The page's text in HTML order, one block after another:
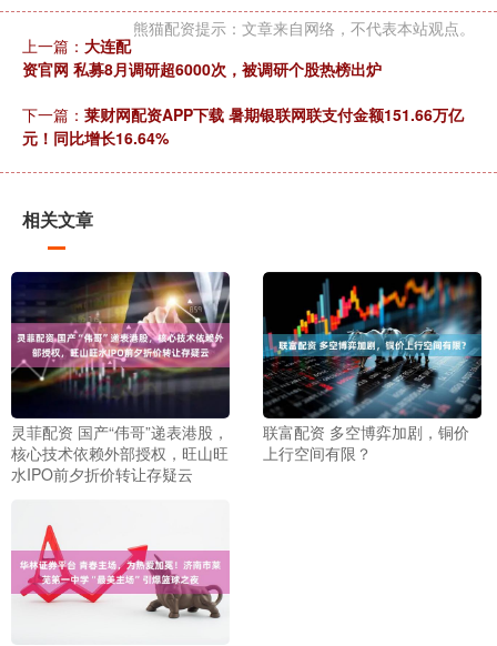
熊猫配资提示：文章来自网络，不代表本站观点。
上一篇： 大连配
资官网 私募8月调研超6000次，被调研个股热榜出炉
下一篇： 莱财网配资APP下载 暑期银联网联支付金额151.66万亿
元！同比增长16.64%
相关文章
灵菲配资 国产“伟哥”递表港股，
核心技术依赖外部授权，旺山旺
水IPO前夕折价转让存疑云
联富配资 多空博弈加剧，铜价
上行空间有限？